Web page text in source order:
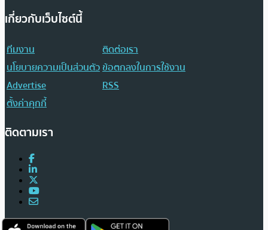
เกี่ยวกับเว็บไซต์นี้
ทีมงาน
ติดต่อเรา
นโยบายความเป็นส่วนตัวข้อตกลงในการใช้งาน
Advertise
RSS
ตั้งค่าคุกกี้
ติดตามเรา